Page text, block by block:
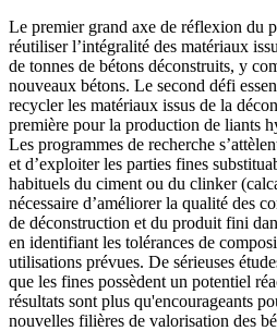
Le premier grand axe de réflexion du
réutiliser l’intégralité des matériaux
de tonnes de bétons déconstruits, y
nouveaux bétons. Le second défi
recycler les matériaux issus de la
première pour la production de liants
Les programmes de recherche
et d’exploiter les parties fines
habituels du ciment ou du clinker
nécessaire d’améliorer la qualité des
de déconstruction et du produit fini
en identifiant les tolérances de
utilisations prévues. De sérieuses
que les fines possèdent un potentiel
résultats sont plus qu'encourageants
nouvelles filières de valorisation des